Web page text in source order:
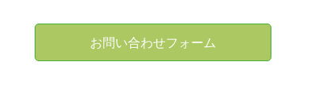
お問い合わせフォーム